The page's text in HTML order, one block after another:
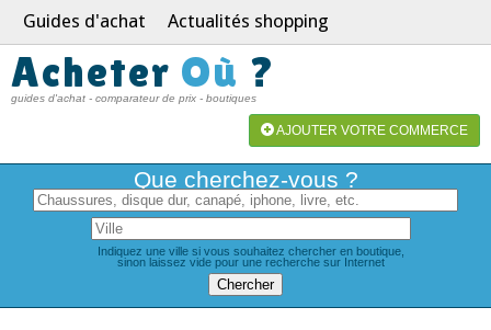
Guides d'achat Actualités shopping
Acheter Où ?
guides d'achat - comparateur de prix - boutiques
AJOUTER VOTRE COMMERCE
Que cherchez-vous ?
Indiquez une ville si vous souhaitez chercher en boutique,
sinon laissez vide pour une recherche sur Internet